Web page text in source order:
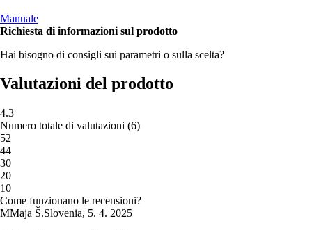
Manuale
Richiesta di informazioni sul prodotto
Hai bisogno di consigli sui parametri o sulla scelta?
Valutazioni del prodotto
4.3
Numero totale di valutazioni (6)
52
44
30
20
10
Come funzionano le recensioni?
MMaja Š.Slovenia, 5. 4. 2025